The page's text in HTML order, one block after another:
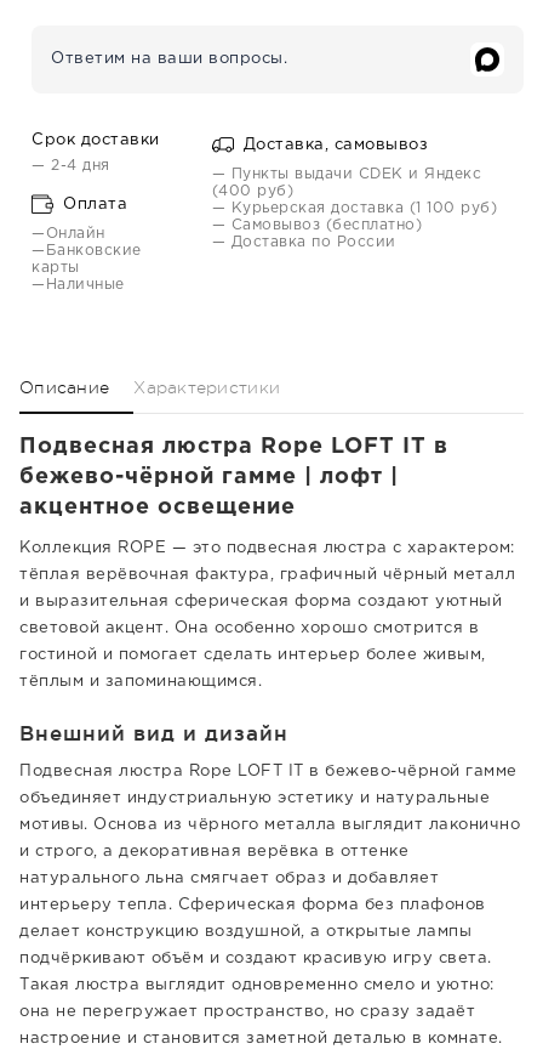
Ответим на ваши вопросы.
Срок доставки
— 2-4 дня
Оплата
—Онлайн
—Банковские
карты
—Наличные
Доставка, самовывоз
— Пункты выдачи CDEK и Яндекс
(400 руб)
— Курьерская доставка (1 100 руб)
— Самовывоз (бесплатно)
— Доставка по России
Описание Характеристики
Подвесная люстра Rope LOFT IT в
бежево-чёрной гамме | лофт |
акцентное освещение
Коллекция ROPE — это подвесная люстра с характером:
тёплая верёвочная фактура, графичный чёрный металл
и выразительная сферическая форма создают уютный
световой акцент. Она особенно хорошо смотрится в
гостиной и помогает сделать интерьер более живым,
тёплым и запоминающимся.
Внешний вид и дизайн
Подвесная люстра Rope LOFT IT в бежево-чёрной гамме
объединяет индустриальную эстетику и натуральные
мотивы. Основа из чёрного металла выглядит лаконично
и строго, а декоративная верёвка в оттенке
натурального льна смягчает образ и добавляет
интерьеру тепла. Сферическая форма без плафонов
делает конструкцию воздушной, а открытые лампы
подчёркивают объём и создают красивую игру света.
Такая люстра выглядит одновременно смело и уютно:
она не перегружает пространство, но сразу задаёт
настроение и становится заметной деталью в комнате.